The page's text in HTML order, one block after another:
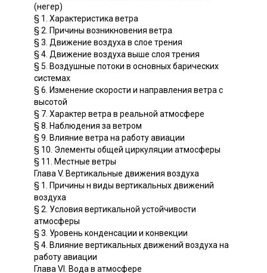
(негер)
§ 1. Характеристика ветра
§ 2. Причины возникновения ветра
§ 3. Движение воздуха в слое трения
§ 4. Движение воздуха выше слоя трения
§ 5. Воздушные потоки в основных барических
системах
§ 6. Изменение скорости и направления ветра с
высотой
§ 7. Характер ветра в реальной атмосфере
§ 8. Наблюдения за ветром
§ 9. Влияние ветра на работу авиации
§ 10. Элементы общей циркуляции атмосферы
§ 11. Местные ветры
Глава V. Вертикальные движения воздуха
§ 1. Причины н виды вертикальных движений
воздуха
§ 2. Условия вертикальной устойчивости
атмосферы
§ 3. Уровень конденсации и конвекции
§ 4. Влияние вертикальных движений воздуха на
работу авиации
Глава VI. Вода в атмосфере